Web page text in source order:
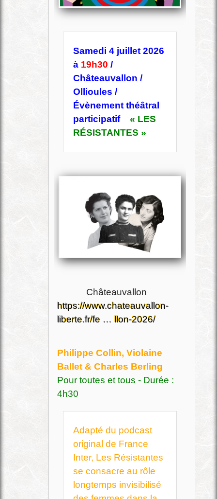
Samedi 4 juillet 2026
à 19h30 /
Châteauvallon /
Ollioules /
Évènement théâtral
participatif
« LES
RÉSISTANTES »
Châteauvallon
https://www.chateauvallon-
liberte.fr/fe … llon-2026/
Philippe Collin, Violaine
Ballet & Charles Berling
Pour toutes et tous - Durée :
4h30
Adapté du podcast
original de France
Inter, Les Résistantes
se consacre au rôle
longtemps invisibilisé